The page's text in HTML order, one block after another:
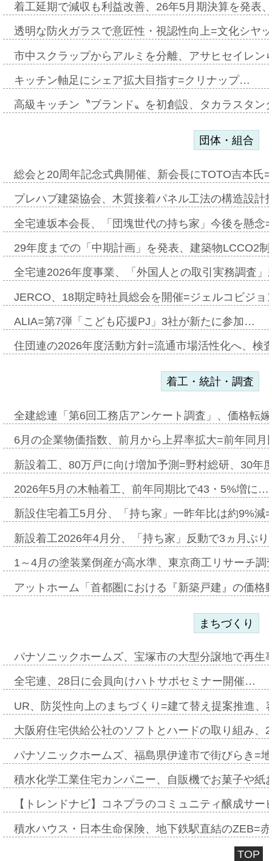
着工延期で減収も利益改善、26年5月期決算を発表
透明な防火ガラスで意匠性・視認性向上=文化シヤ
市中スクラップからアルミを分離、アサヒセイレ
キッチン軸足にシェア拡大目指す=クリナップ…
高級キッチン〝ブランド〟を初創設、タカラスタ
団体・組合
総会と20周年記念式典開催、新会長にTOTO吉本氏
プレハブ建築協会、木質接着パネル工法の構造設
全宅連坂本会長、「団塊世代の持ち家」今後を懸
29年度までの「中期計画」を発表、建築物LCCO2
全宅連2026年度事業、「外国人との取引実務調査
JERCO、18期定時社員総会を開催=ジェルコビジ
ALIA=第7弾「こども応援PJ」3社が新たに参加…
住団連の2026年度活動方針=流通市場活性化へ、検
着工・統計・調査
全建総連「第6回工務店アンケート調査」、価格転
6月の企業物価指数、前月から上昇率拡大=前年同
新設着工、80万戸に向け増加予測=野村総研、30年
2026年5月の木軸着工、前年同期比で43・5%増に…
新設住宅着工5月分、「持ち家」一昨年比は約9%
新設着工2026年4月分、「持ち家」反動で3ヵ月ぶ
1～4月の塗装業倒産が高水準、東京商工リサーチ
アットホーム「首都圏における『新築戸建』の価
まちづくり
パナソニックホームズ、宝塚市の大型分譲地で再
全宅連、28日に会員向けハトサポセミナー開催…
UR、防災性向上のまちづくり=建て替え提案推進
大阪府住宅供給公社のソフトとハードの取り組み
パナソニックホームズ、福島県伊達市で街びらき=
積水化学工業住宅カンパニー、自販機でお菓子や
【トレンドナビ】コネプラのコミュニティ醸成サ
積水ハウス・日本生命保険、地下鉄駅直結のZEB=
TOP